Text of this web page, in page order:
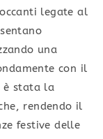
legate al
una
con il
è stata la
rendendo il
festive delle